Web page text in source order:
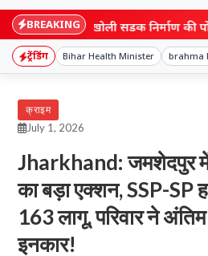
BREAKING
वीडियो ने खोली सड़क निर्माण की पोल,
ट्रेंडिंग Bihar Health Minister brahma
क्राइम
July 1, 2026
Jharkhand: जमशेदपुर
का बड़ा एक्शन, SSP-SP
163 लागू, परिवार ने
इनकार!